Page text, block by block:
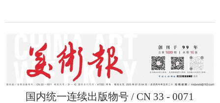
国内统一连续出版物号 / CN 33 - 0071